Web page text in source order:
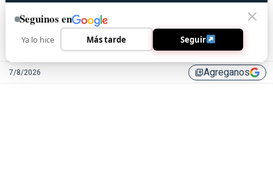
7/8/2026 library_addAgreganos
Seguinos en
Ya lo hice Más tarde Seguir